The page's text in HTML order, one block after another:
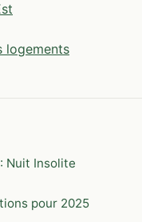
logements
Nuit Insolite
pour 2025